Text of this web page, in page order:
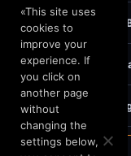
♪ Save The
♪ Hilia
♪ Eho mia
«This site uses
cookies to
improve your
experience. If
you click on
another page
without
changing the
settings below,